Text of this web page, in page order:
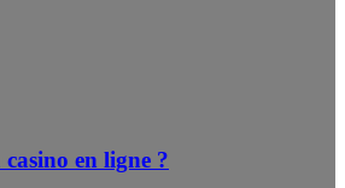
en ligne ?